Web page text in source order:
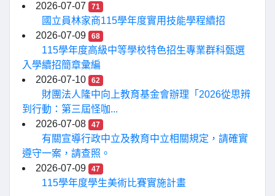
2026-07-07
71
國立員林家商115學年度實用技能學程續招
2026-07-09
68
115學年度高級中等學校特色招生專業群科甄選
入學續招簡章彙編
2026-07-10
62
財團法人隆中向上教育基金會辦理「2026從思辨
到行動：第三屆怪咖...
2026-07-08
47
有關宣導行政中立及教育中立相關規定，請確實
遵守一案，請查照。
2026-07-09
47
115學年度學生美術比賽實施計畫